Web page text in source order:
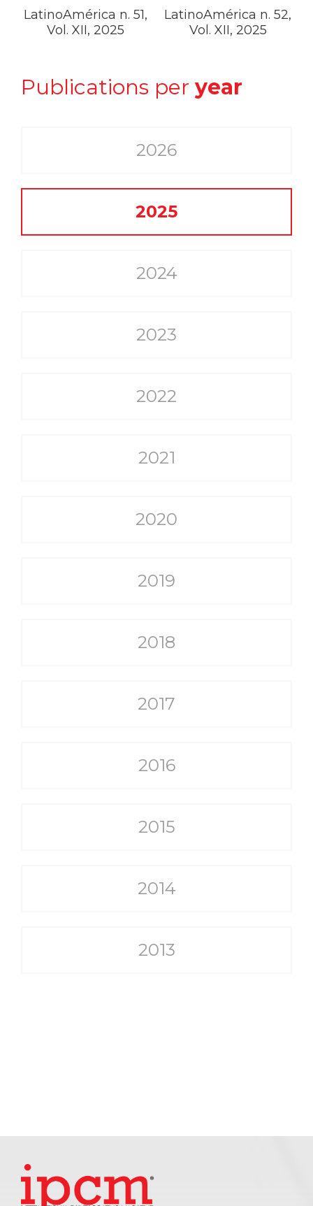
LatinoAmérica n. 51,
Vol. XII, 2025
LatinoAmérica n. 52,
Vol. XII, 2025
Publications per year
2026
2025
2024
2023
2022
2021
2020
2019
2018
2017
2016
2015
2014
2013